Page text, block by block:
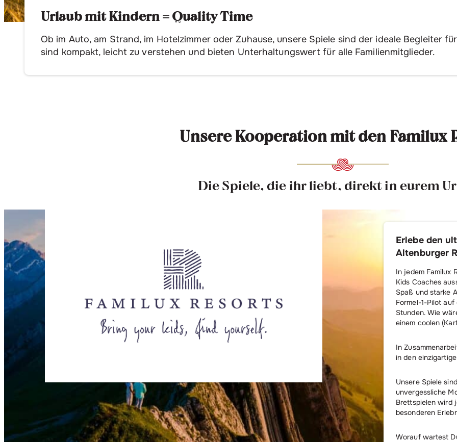
Urlaub mit Kindern = Quality Time
Ob im Auto, am Strand, im Hotelzimmer oder Zuhause, unsere Spiele sind der ideale Begleiter
sind kompakt, leicht zu verstehen und bieten Unterhaltungswert für alle Familienmitglieder.
Unsere Kooperation mit den Familux
Die Spiele, die ihr liebt, direkt in eurem
Erlebe den
Altenburger
In jedem Familux
Kids Coaches
Spaß und starke
Formel-1-Pilot
Stunden. Wie
einem coolen
In
in den
Unsere Spiele
unvergessliche
Brettspielen wird
besonderen
Worauf wartest